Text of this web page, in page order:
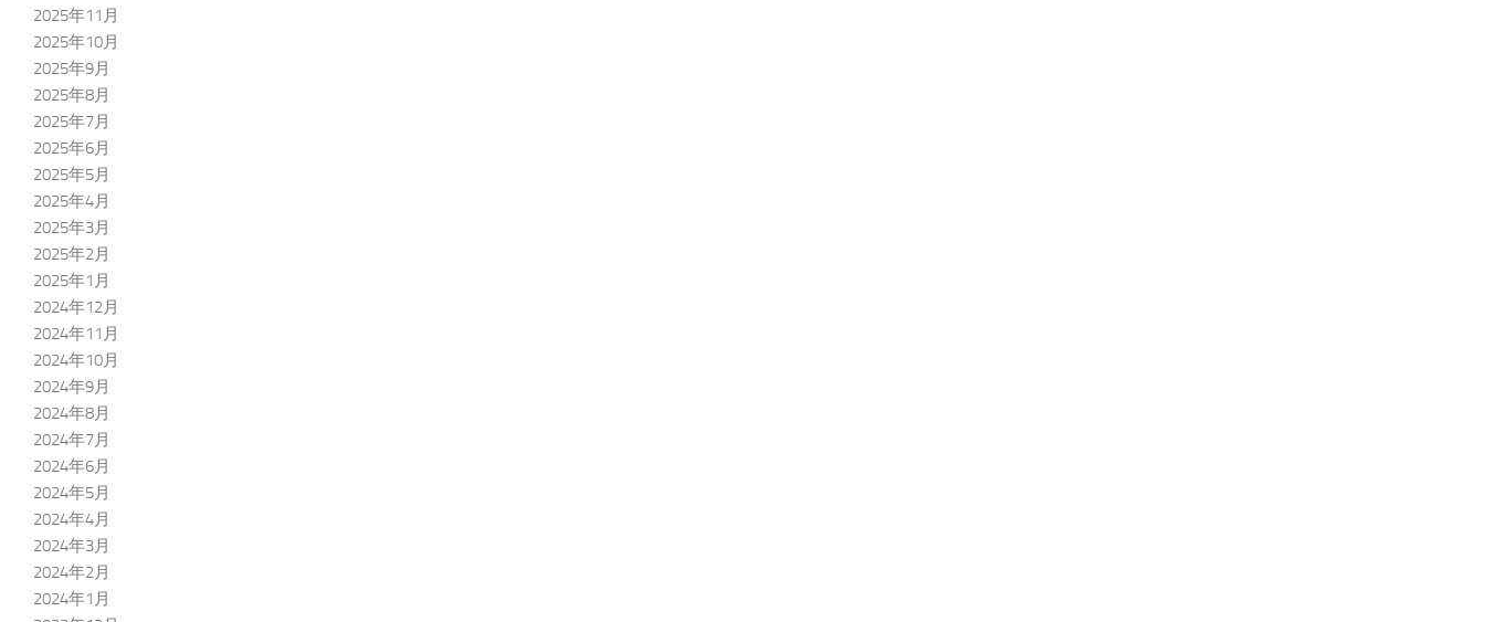
2025年11月
2025年10月
2025年9月
2025年8月
2025年7月
2025年6月
2025年5月
2025年4月
2025年3月
2025年2月
2025年1月
2024年12月
2024年11月
2024年10月
2024年9月
2024年8月
2024年7月
2024年6月
2024年5月
2024年4月
2024年3月
2024年2月
2024年1月